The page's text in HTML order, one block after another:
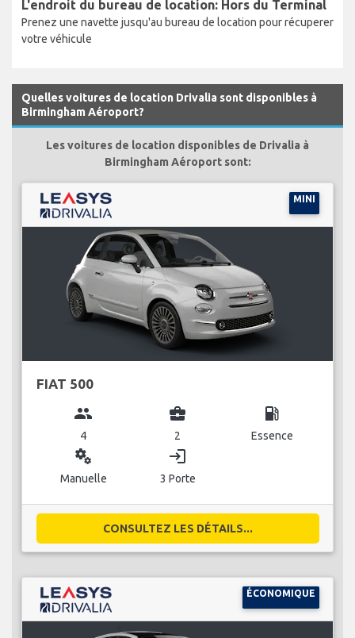
L'endroit du bureau de location: Hors du Terminal
Prenez une navette jusqu'au bureau de location pour récuperer
votre véhicule
Quelles voitures de location Drivalia sont disponibles à
Birmingham Aéroport?
Les voitures de location disponibles de Drivalia à
Birmingham Aéroport sont:
MINI
FIAT 500
group
4
business_center
2
local_gas_station
Essence
miscellaneous_services
Manuelle
login
3 Porte
CONSULTEZ LES DÉTAILS...
ÉCONOMIQUE